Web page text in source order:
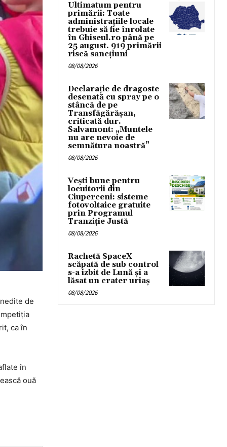
de
ca în
în
ouă
Ultimatum pentru
primării: Toate
administrațiile locale
trebuie să fie înrolate
în Ghiseul.ro până pe
25 august. 919 primării
riscă sancțiuni
08/08/2026
Declarație de dragoste
desenată cu spray pe o
stâncă de pe
Transfăgărășan,
criticată dur.
Salvamont: „Muntele
nu are nevoie de
semnătura noastră”
08/08/2026
Vești bune pentru
locuitorii din
Ciuperceni: sisteme
fotovoltaice gratuite
prin Programul
Tranziție Justă
08/08/2026
Rachetă SpaceX
scăpată de sub control
s-a izbit de Lună și a
lăsat un crater uriaș
08/08/2026